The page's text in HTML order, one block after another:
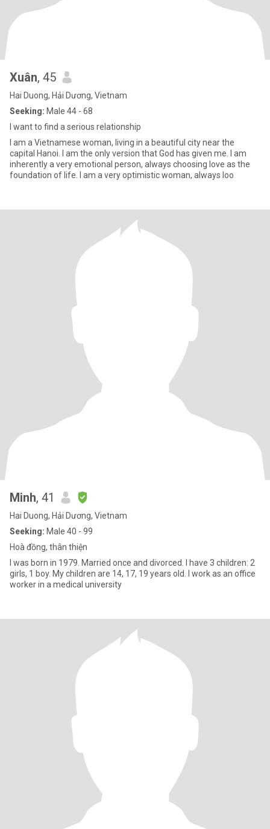
Xuân, 45
Hai Duong, Hải Dương, Vietnam
Seeking: Male 44 - 68
I want to find a serious relationship
I am a Vietnamese woman, living in a beautiful city near the
capital Hanoi. I am the only version that God has given me. I am
inherently a very emotional person, always choosing love as the
foundation of life. I am a very optimistic woman, always loo
Minh, 41
Hai Duong, Hải Dương, Vietnam
Seeking: Male 40 - 99
Hoà đồng, thân thiện
I was born in 1979. Married once and divorced. I have 3 children: 2
girls, 1 boy. My children are 14, 17, 19 years old. I work as an office
worker in a medical university